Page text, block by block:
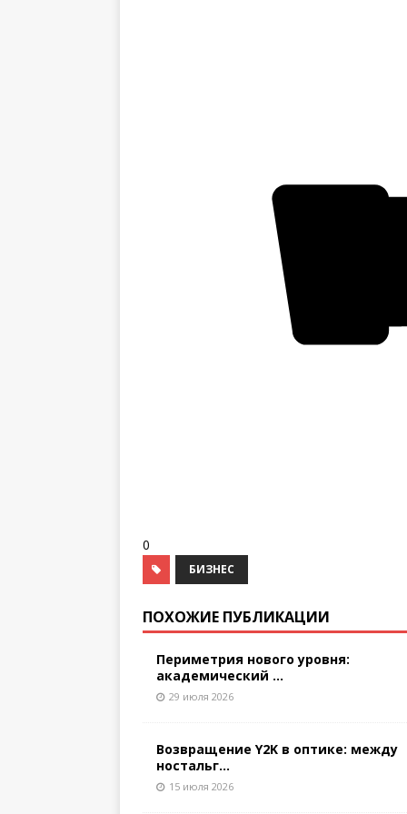
0
БИЗНЕС
ПОХОЖИЕ ПУБЛИКАЦИИ
Периметрия нового уровня:
академический ...
29 июля 2026
Возвращение Y2K в оптике: между
ностальг...
15 июля 2026